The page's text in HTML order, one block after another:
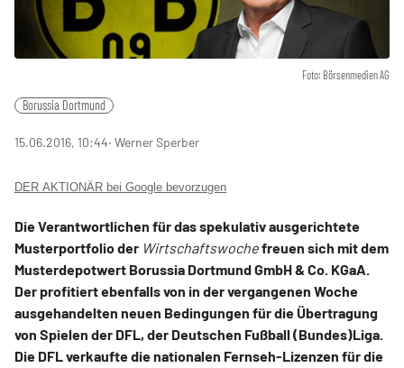
Foto: Börsenmedien AG
Borussia Dortmund
15.06.2016, 10:44‧ Werner Sperber
DER AKTIONÄR bei Google bevorzugen
Die Verantwortlichen für das spekulativ ausgerichtete
Musterportfolio der Wirtschaftswochefreuen sich mit dem
Musterdepotwert Borussia Dortmund GmbH & Co. KGaA.
Der profitiert ebenfalls von in der vergangenen Woche
ausgehandelten neuen Bedingungen für die Übertragung
von Spielen der DFL, der Deutschen Fußball (Bundes)Liga.
Die DFL verkaufte die nationalen Fernseh-Lizenzen für die